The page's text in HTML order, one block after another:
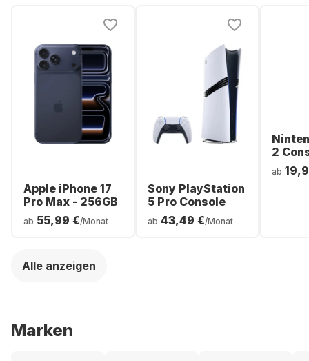
Apple iPhone 17
Pro Max - 256GB
ab 55,99 €/Monat
Sony PlayStation
5 Pro Console
ab 43,49 €/Monat
2
ab
Alle anzeigen
Marken